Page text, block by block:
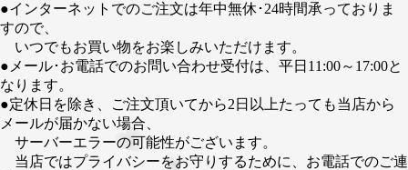
●インターネットでのご注文は年中無休･24時間承っておりま
すので、
いつでもお買い物をお楽しみいただけます。
●メール･お電話でのお問い合わせ受付は、平日11:00～17:00と
なります。
●定休日を除き、ご注文頂いてから2日以上たっても当店から
メールが届かない場合、
サーバーエラーの可能性がございます。
当店ではプライバシーをお守りするために、お電話でのご連